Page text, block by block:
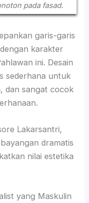
pada fasad.
garis-garis
karakter
ini. Desain
sederhana untuk
dan sangat cocok
Lakarsantri,
dramatis
nilai estetika
yang Maskulin